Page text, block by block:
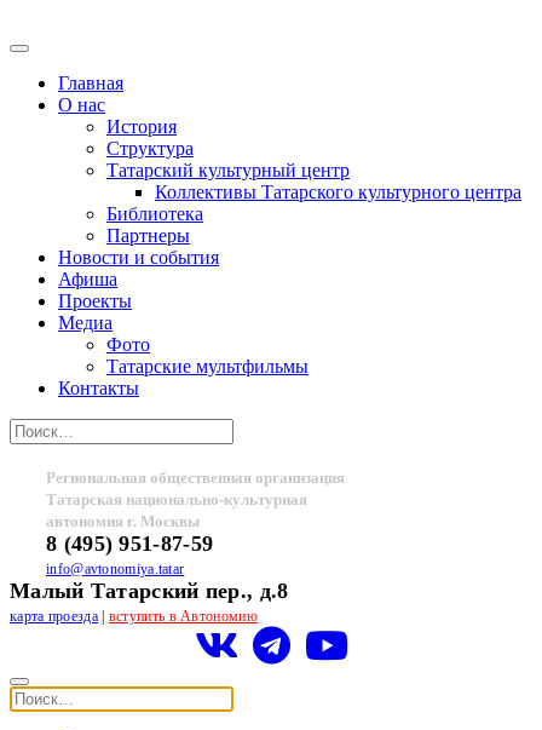
Главная
О нас
История
Структура
Татарский культурный центр
Коллективы Татарского культурного центра
Библиотека
Партнеры
Новости и события
Афиша
Проекты
Медиа
Фото
Татарские мультфильмы
Контакты
Региональная общественная организация
Татарская национально-культурная
автономия г. Москвы
8 (495) 951-87-59
info@avtonomiya.tatar
Малый Татарский пер., д.8
карта проезда| вступить в Автономию